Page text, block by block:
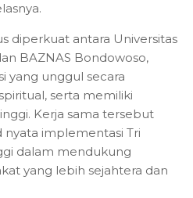
diperkuat antara Universitas
BAZNAS Bondowoso,
yang unggul secara
serta memiliki
Kerja sama tersebut
nyata implementasi Tri
dalam mendukung
yang lebih sejahtera dan